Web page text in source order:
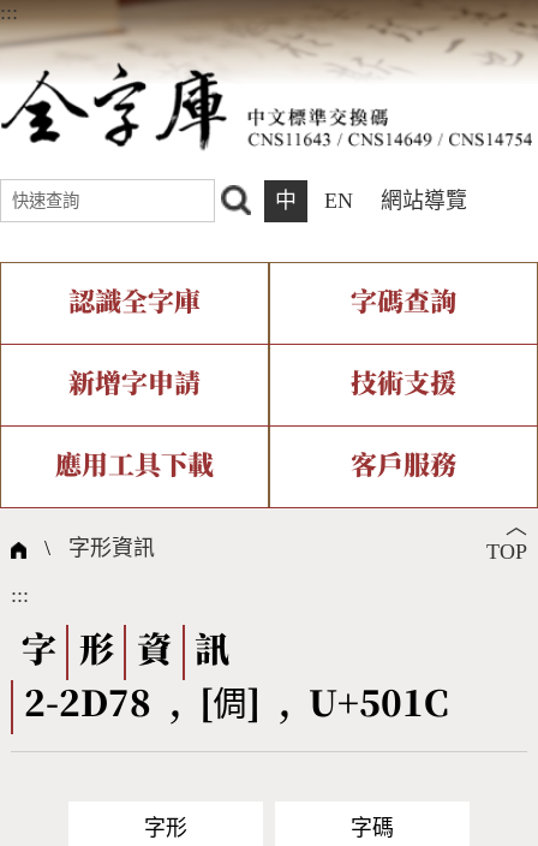
:::
中 EN 網站導覽
認識全字庫
全字庫介紹 全字庫現況
中文碼介紹 專有名詞介紹
國際字碼相關組織
字碼查詢
IDS查詢 部件查詢
複合查詢 注音查詢
筆畫查詢
筆順序查詢
CNS查詢 Unicode查詢
新增字申請
新字申請處理流程
技術支援
字形即時顯示 造字解決方案
全字庫授權 轉碼Web Service
應用工具下載
個人電腦造字處理工具
字形下載
客戶服務
問題集
熱門查詢統計
︿
TOP
\ 字形資訊
:::
字 形 資
訊
2-2D78 , [倜] , U+501C
字形 字碼